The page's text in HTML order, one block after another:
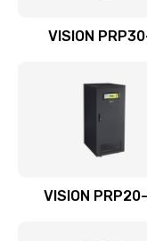
VISION
VISION